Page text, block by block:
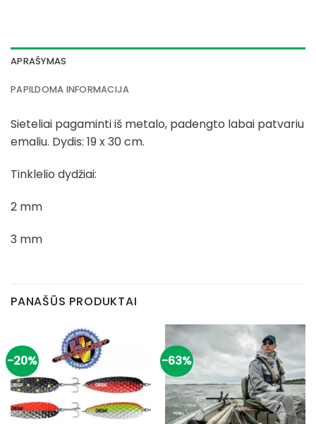
APRAŠYMAS
PAPILDOMA INFORMACIJA
Sieteliai pagaminti iš metalo, padengto labai patvariu
emaliu. Dydis: 19 x 30 cm.
Tinklelio dydžiai:
2 mm
3 mm
PANAŠŪS PRODUKTAI
-20% -63%